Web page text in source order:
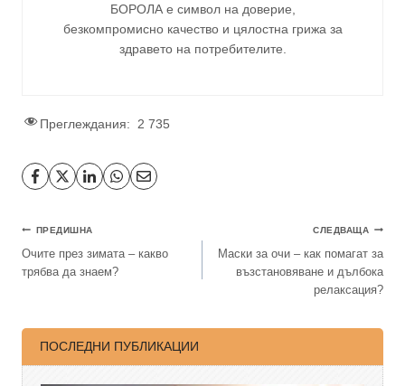
БОРОЛА е символ на доверие,
безкомпромисно качество и цялостна грижа за
здравето на потребителите
Преглеждания: 2 735
ПРЕДИШНА
Очите през зимата – какво
трябва да знаем?
СЛЕДВАЩА
Маски за очи – как помагат за
възстановяване и дълбока
релаксация?
ПОСЛЕДНИ ПУБЛИКАЦИИ